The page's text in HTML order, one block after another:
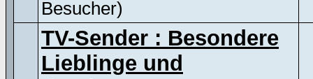
Besucher)
TV-Sender : Besondere
Lieblinge und